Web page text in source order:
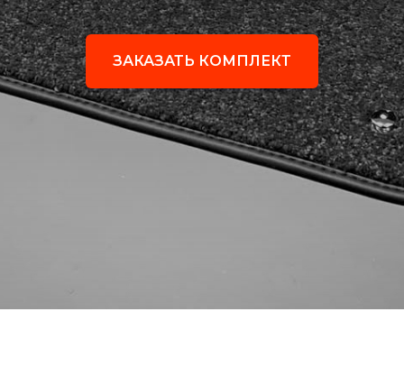
ЗАКАЗАТЬ КОМПЛЕКТ